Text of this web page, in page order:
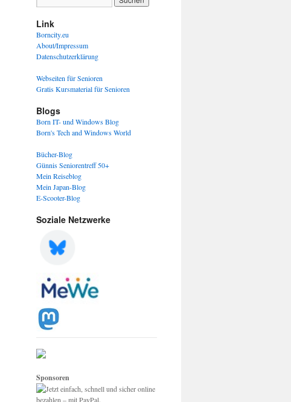
Link
Borncity.eu
About/Impressum
Datenschutzerklärung
Webseiten für Senioren
Gratis Kursmaterial für Senioren
Blogs
Born IT- und Windows Blog
Born's Tech and Windows World
Bücher-Blog
Günnis Seniorentreff 50+
Mein Reiseblog
Mein Japan-Blog
E-Scooter-Blog
Soziale Netzwerke
Sponsoren